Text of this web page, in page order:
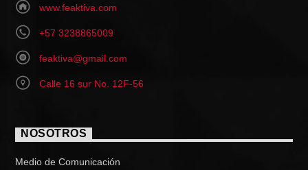
www.feaktiva.com
+57 3238865009
feaktiva@gmail.com
Calle 16 sur No. 12F-56
NOSOTROS
Medio de Comunicación